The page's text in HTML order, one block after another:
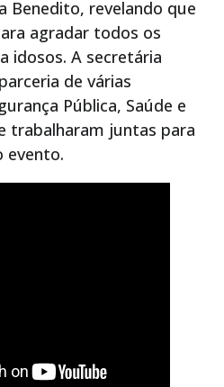
Benedito, revelando que
agradar todos os
idosos. A secretária
de várias
Pública, Saúde e
trabalharam juntas para
evento.